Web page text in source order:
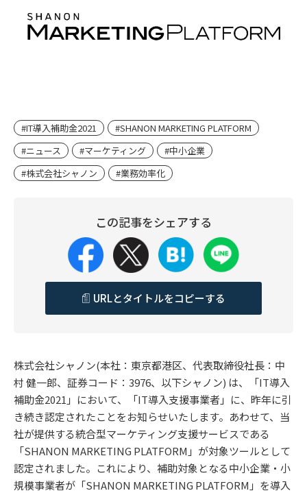
#IT導入補助金2021
#SHANON MARKETING PLATFORM
#ニュース
#マーケティング
#中小企業
#株式会社シャノン
#業務効率化
この記事をシェアする
URLとタイトルをコピーする
株式会社シャノン(本社：東京都港区、代表取締役社長：中
村 健一郎、証券コード：3976、以下シャノン) は、「IT導入
補助金2021」において、「IT導入支援事業者」に、昨年に引
き続き認定されたことをお知らせいたします。あわせて、当
社が提供する統合型マーケティング支援サービスである
「SHANON MARKETING PLATFORM」が対象ツールとして
認定されました。これにより、補助対象となる中小企業・小
規模事業者が「SHANON MARKETING PLATFORM」を導入